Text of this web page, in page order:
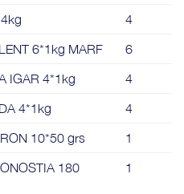
4
6*1kg MARF 6
IGAR 4*1kg 4
4*1kg 4
10*50 grs 1
180
1